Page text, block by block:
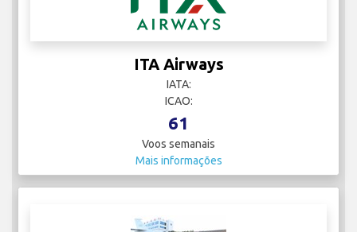
ITA Airways
IATA:
ICAO:
61
Voos semanais
Mais informações